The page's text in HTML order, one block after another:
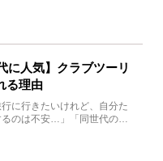
に人気】クラブツーリ
る理由
行に行きたいけれど、自分た
るのは不安…」「同世代の方